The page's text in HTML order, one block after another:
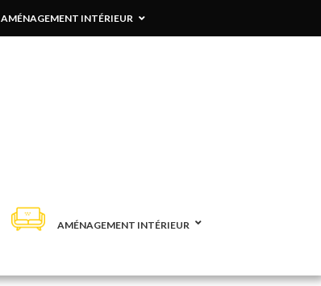
AMÉNAGEMENT INTÉRIEUR
AMÉNAGEMENT INTÉRIEUR